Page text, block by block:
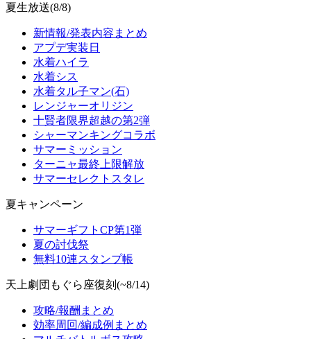
夏生放送(8/8)
新情報/発表内容まとめ
アプデ実装日
水着ハイラ
水着シス
水着タル子マン(石)
レンジャーオリジン
十賢者限界超越の第2弾
シャーマンキングコラボ
サマーミッション
ターニャ最終上限解放
サマーセレクトスタレ
夏キャンペーン
サマーギフトCP第1弾
夏の討伐祭
無料10連スタンプ帳
天上劇団もぐら座復刻(~8/14)
攻略/報酬まとめ
効率周回/編成例まとめ